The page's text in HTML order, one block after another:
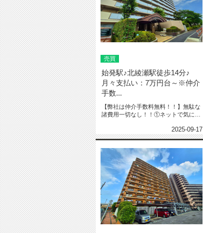
売買
始発駅♪北綾瀬駅徒歩14分♪
月々支払い：7万円台～※仲介
手数...
【弊社は仲介手数料無料！！】無駄な
諸費用一切なし！！①ネットで気にな
2025-09-17